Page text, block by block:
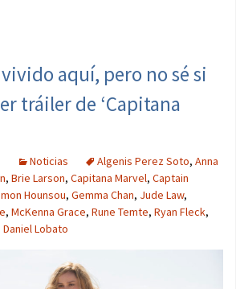
aquí, pero no sé si
tráiler de ‘Capitana
Noticias Algenis Perez Soto, Anna
, Brie Larson, Capitana Marvel, Captain
Hounsou, Gemma Chan, Jude Law,
, McKenna Grace, Rune Temte, Ryan Fleck,
Daniel Lobato